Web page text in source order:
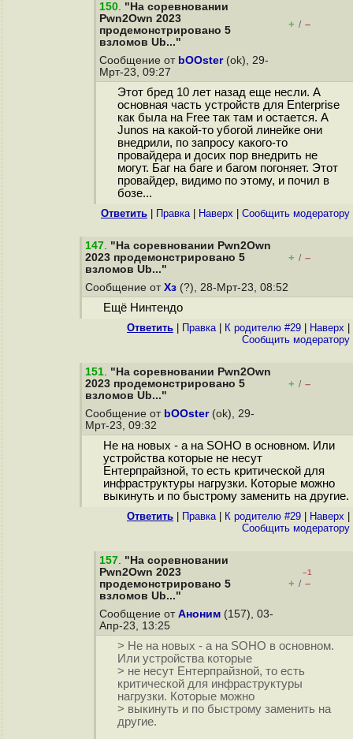
150. "На соревновании
Pwn2Own 2023
продемонстрировано 5
взломов Ub..."
+ / –
Сообщение от bOOster(ok), 29-
Мрт-23, 09:27
Этот бред 10 лет назад еще несли. А
основная часть устройств для Enterprise
как была на Free так там и остается. А
Junos на какой-то убогой линейке они
внедрили, по запросу какого-то
провайдера и досих пор внедрить не
могут. Баг на баге и багом погоняет. Этот
провайдер, видимо по этому, и почил в
бозе...
Ответить Правка| Наверх Cообщить модератору
147. "На соревновании Pwn2Own
2023 продемонстрировано 5
взломов Ub..."
+ / –
Сообщение от Хз (?), 28-Мрт-23, 08:52
Ещё Нинтендо
Ответить Правка| К родителю #29 Наверх
Cообщить модератору
151. "На соревновании Pwn2Own
2023 продемонстрировано 5
взломов Ub..."
+ / –
Сообщение от bOOster(ok), 29-
Мрт-23, 09:32
Не на новых - а на SOHO в основном. Или
устройства которые не несут
Ентерпрайзной, то есть критической для
инфраструктуры нагрузки. Которые можно
выкинуть и по быстрому заменить на другие.
Ответить Правка| К родителю #29 Наверх
Cообщить модератору
157. "На соревновании
Pwn2Own 2023
продемонстрировано 5
взломов Ub..."
–1
+ / –
Сообщение от Аноним (157), 03-
Апр-23, 13:25
> Не на новых - а на SOHO в основном.
Или устройства которые
> не несут Ентерпрайзной, то есть
критической для инфраструктуры
нагрузки. Которые можно
> выкинуть и по быстрому заменить на
другие.